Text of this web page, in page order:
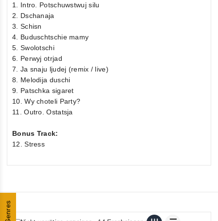
Genres
1. Intro. Potschuwstwuj silu
2. Dschanaja
3. Schisn
4. Buduschtschie mamy
5. Swolotschi
6. Perwyj otrjad
7. Ja snaju ljudej (remix / live)
8. Melodija duschi
9. Patschka sigaret
10. Wy choteli Party?
11. Outro. Ostatsja
Bonus Track:
12. Stress